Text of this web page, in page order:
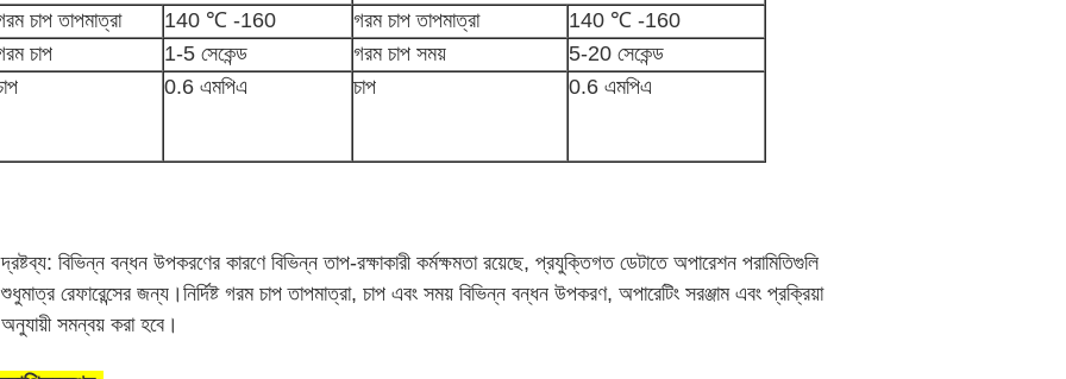
চাপ তাপমাত্রা 140 ℃ -160 গরম চাপ তাপমাত্রা
140 ℃ -160
চাপ
1-5 সেকেন্ড গরম চাপ সময়
5-20 সেকেন্ড
0.6 এমপিএ চাপ 0.6 এমপিএ
দ্রষ্টব্য: বিভিন্ন বন্ধন উপকরণের কারণে বিভিন্ন তাপ-রক্ষাকারী কর্মক্ষমতা রয়েছে, প্রযুক্তিগত ডেটাতে অপারেশন পরামিতিগুলি
শুধুমাত্র রেফারেন্সের জন্য।নির্দিষ্ট গরম চাপ তাপমাত্রা, চাপ এবং সময় বিভিন্ন বন্ধন উপকরণ, অপারেটিং সরঞ্জাম এবং প্রক্রিয়া
অনুযায়ী সমন্বয় করা হবে।